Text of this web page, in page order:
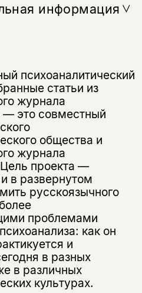
психоаналитический
статьи из
журнала
— это совместный
общества и
журнала
проекта —
в развернутом
русскоязычного
проблемами
как он
и
в разных
в различных
культурах.
информация
Телеграм Дзен
рассылку
рассылку
«НЛО».
промокод на
конфиденциальности
временно
на
поступлении книги
письмо на указанный
конфиденциальности
для
18 лет?
да
назад